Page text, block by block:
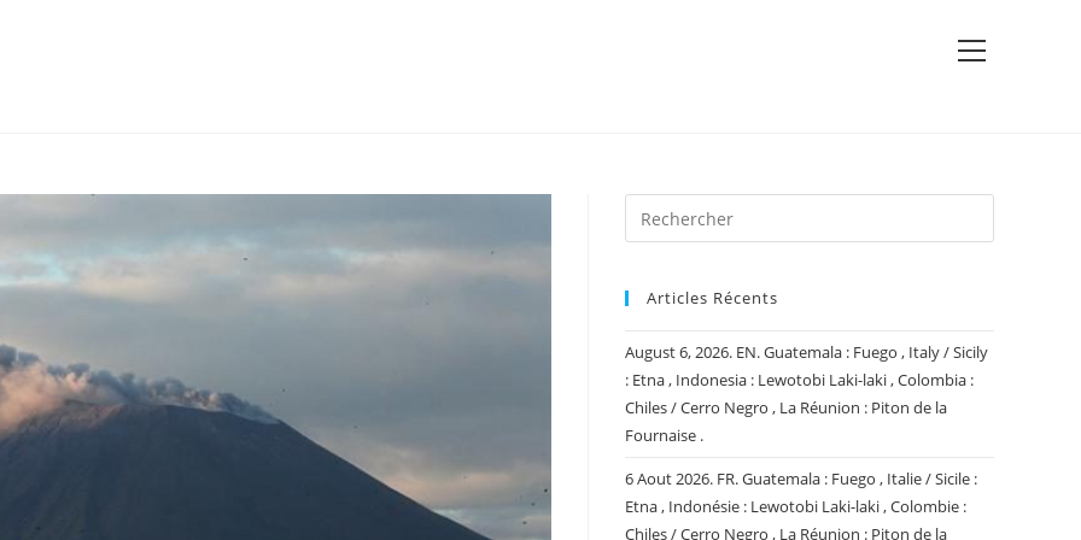
View
Articles Récents
August 6, 2026. EN. Guatemala : Fuego , Italy / Sicily
: Etna , Indonesia : Lewotobi Laki-laki , Colombia :
Chiles / Cerro Negro , La Réunion : Piton de la
Fournaise .
6 Aout 2026. FR. Guatemala : Fuego , Italie / Sicile :
Etna , Indonésie : Lewotobi Laki-laki , Colombie :
Chiles / Cerro Negro , La Réunion : Piton de la